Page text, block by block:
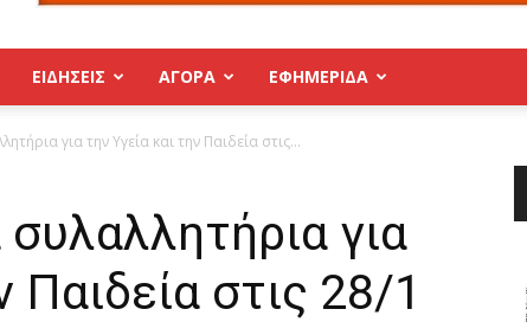
ΕΙΔΗΣΕΙΣ ΑΓΟΡΑ ΕΦΗΜΕΡΊΔΑ
για την Υγεία και την Παιδεία στις...
για
Παιδεία στις 28/1